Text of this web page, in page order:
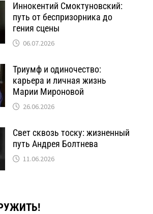
Иннокентий Смоктуновский:
путь от беспризорника до
гения сцены
06.07.2026
Триумф и одиночество:
карьера и личная жизнь
Марии Мироновой
26.06.2026
Свет сквозь тоску: жизненный
путь Андрея Болтнева
11.06.2026